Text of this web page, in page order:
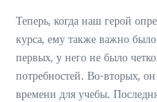
Теперь, когда наш герой
курса, ему также важно
первых, у него не было
потребностей. Во-вторых,
времени для учебы.